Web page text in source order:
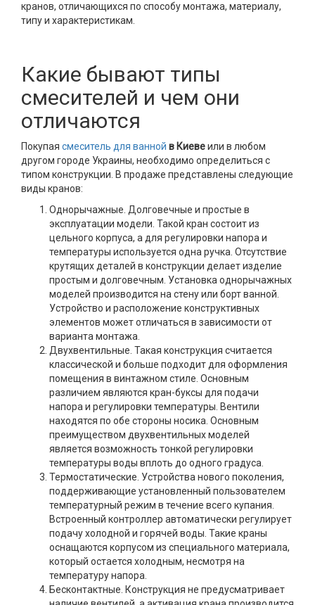
кранов, отличающихся по способу монтажа, материалу,
типу и характеристикам.
Какие бывают типы
смесителей и чем они
отличаются
Покупая смеситель для ванной в Киевеили в любом
другом городе Украины, необходимо определиться с
типом конструкции. В продаже представлены следующие
виды кранов:
Однорычажные. Долговечные и простые в
эксплуатации модели. Такой кран состоит из
цельного корпуса, а для регулировки напора и
температуры используется одна ручка. Отсутствие
крутящих деталей в конструкции делает изделие
простым и долговечным. Установка однорычажных
моделей производится на стену или борт ванной.
Устройство и расположение конструктивных
элементов может отличаться в зависимости от
варианта монтажа.
Двухвентильные. Такая конструкция считается
классической и больше подходит для оформления
помещения в винтажном стиле. Основным
различием являются кран-буксы для подачи
напора и регулировки температуры. Вентили
находятся по обе стороны носика. Основным
преимуществом двухвентильных моделей
является возможность тонкой регулировки
температуры воды вплоть до одного градуса.
Термостатические. Устройства нового поколения,
поддерживающие установленный пользователем
температурный режим в течение всего купания.
Встроенный контроллер автоматически регулирует
подачу холодной и горячей воды. Такие краны
оснащаются корпусом из специального материала,
который остается холодным, несмотря на
температуру напора.
Бесконтактные. Конструкция не предусматривает